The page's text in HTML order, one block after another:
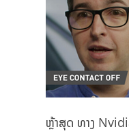
ຫຼ້າສຸດ ທາງ